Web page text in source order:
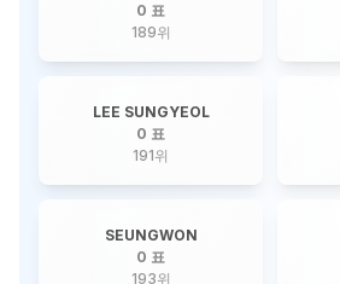
0 표
189위
LEE SUNGYEOL
0 표
191위
SEUNGWON
0 표
193위